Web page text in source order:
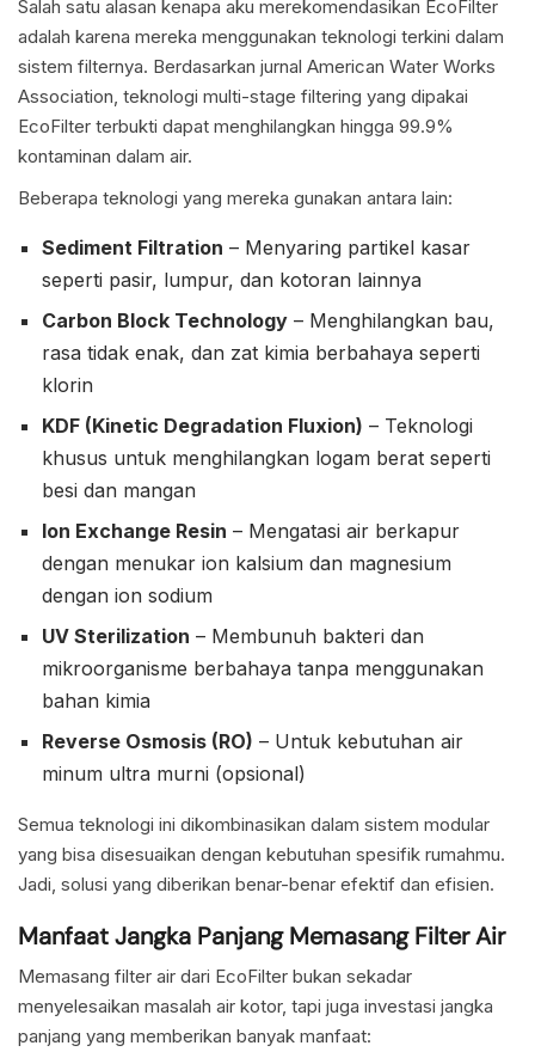
Salah satu alasan kenapa aku merekomendasikan EcoFilter
adalah karena mereka menggunakan teknologi terkini dalam
sistem filternya. Berdasarkan jurnal American Water Works
Association, teknologi multi-stage filtering yang dipakai
EcoFilter terbukti dapat menghilangkan hingga 99.9%
kontaminan dalam air.
Beberapa teknologi yang mereka gunakan antara lain:
Sediment Filtration – Menyaring partikel kasar
seperti pasir, lumpur, dan kotoran lainnya
Carbon Block Technology – Menghilangkan bau,
rasa tidak enak, dan zat kimia berbahaya seperti
klorin
KDF (Kinetic Degradation Fluxion) – Teknologi
khusus untuk menghilangkan logam berat seperti
besi dan mangan
Ion Exchange Resin – Mengatasi air berkapur
dengan menukar ion kalsium dan magnesium
dengan ion sodium
UV Sterilization – Membunuh bakteri dan
mikroorganisme berbahaya tanpa menggunakan
bahan kimia
Reverse Osmosis (RO) – Untuk kebutuhan air
minum ultra murni (opsional)
Semua teknologi ini dikombinasikan dalam sistem modular
yang bisa disesuaikan dengan kebutuhan spesifik rumahmu.
Jadi, solusi yang diberikan benar-benar efektif dan efisien.
Manfaat Jangka Panjang Memasang Filter Air
Memasang filter air dari EcoFilter bukan sekadar
menyelesaikan masalah air kotor, tapi juga investasi jangka
panjang yang memberikan banyak manfaat: